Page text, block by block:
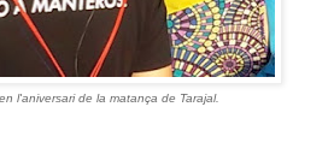
l'aniversari de la matança de Tarajal.